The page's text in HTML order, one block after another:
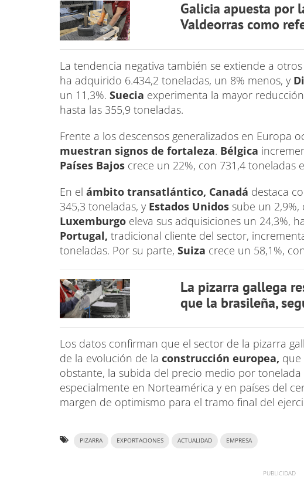
Galicia apuesta por
Valdeorras como
La tendencia negativa también se extiende a
ha adquirido 6.434,2 toneladas, un 8% menos, y
un 11,3%. Suecia experimenta la mayor
hasta las 355,9 toneladas.
Frente a los descensos generalizados en Europa
muestran signos de fortaleza. Bélgica
Países Bajos crece un 22%, con 731,4 toneladas
En el ámbito transatlántico, Canadá destaca
345,3 toneladas, y Estados Unidos sube un
Luxemburgo eleva sus adquisiciones un 24,3%,
Portugal, tradicional cliente del sector,
toneladas. Por su parte, Suiza crece un 58,1%,
La pizarra gallega
que la brasileña,
Los datos confirman que el sector de la pizarra
de la evolución de la construcción europea, que
obstante, la subida del precio medio por
especialmente en Norteamérica y en países del
margen de optimismo para el tramo final del
PIZARRA EXPORTACIONES ACTUALIDAD EMPRESA